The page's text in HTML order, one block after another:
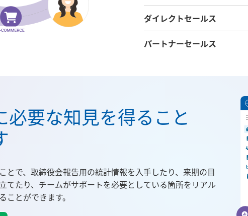
ダイレクトセールス
パートナーセールス
必要な知見を得ること
とで、取締役会報告用の統計情報を入手したり、来期の目
てたり、チームがサポートを必要としている箇所をリアル
ことができます。